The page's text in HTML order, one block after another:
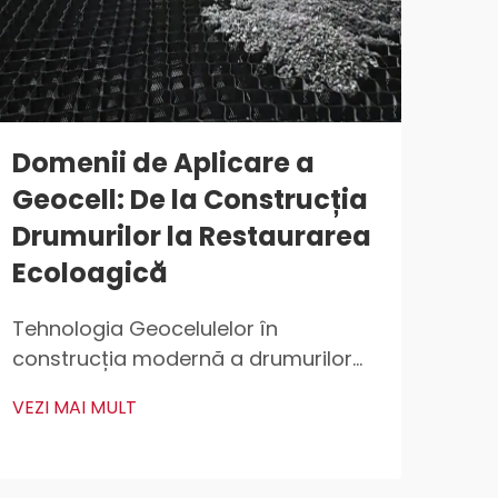
Domenii de Aplicare a
Geocell: De la Construcția
Drumurilor la Restaurarea
Ecoloagică
Tehnologia Geocelulelor în
construcția modernă a drumurilor
slabe ale subbazelor Geocelulele
VEZI MAI MULT